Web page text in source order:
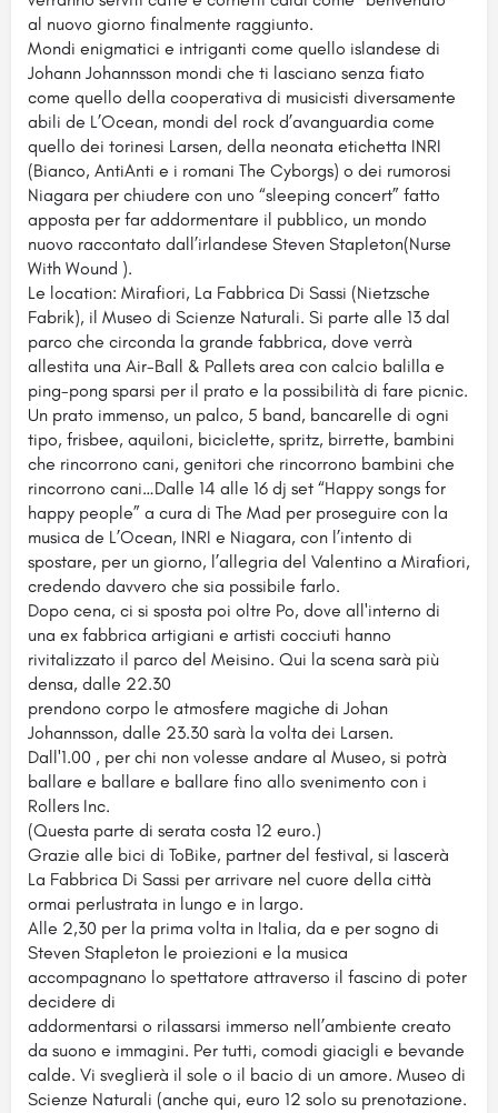
al nuovo giorno finalmente raggiunto.
Mondi enigmatici e intriganti come quello islandese di
Johann Johannsson mondi che ti lasciano senza fiato
come quello della cooperativa di musicisti diversamente
abili de L’Ocean, mondi del rock d’avanguardia come
quello dei torinesi Larsen, della neonata etichetta INRI
(Bianco, AntiAnti e i romani The Cyborgs) o dei rumorosi
Niagara per chiudere con uno “sleeping concert” fatto
apposta per far addormentare il pubblico, un mondo
nuovo raccontato dall’irlandese Steven Stapleton(Nurse
With Wound ).
Le location: Mirafiori, La Fabbrica Di Sassi (Nietzsche
Fabrik), il Museo di Scienze Naturali. Si parte alle 13 dal
parco che circonda la grande fabbrica, dove verrà
allestita una Air-Ball & Pallets area con calcio balilla e
ping-pong sparsi per il prato e la possibilità di fare picnic.
Un prato immenso, un palco, 5 band, bancarelle di ogni
tipo, frisbee, aquiloni, biciclette, spritz, birrette, bambini
che rincorrono cani, genitori che rincorrono bambini che
rincorrono cani…Dalle 14 alle 16 dj set “Happy songs for
happy people” a cura di The Mad per proseguire con la
musica de L’Ocean, INRI e Niagara, con l’intento di
spostare, per un giorno, l’allegria del Valentino a Mirafiori,
credendo davvero che sia possibile farlo.
Dopo cena, ci si sposta poi oltre Po, dove all'interno di
una ex fabbrica artigiani e artisti cocciuti hanno
rivitalizzato il parco del Meisino. Qui la scena sarà più
densa, dalle 22.30
prendono corpo le atmosfere magiche di Johan
Johannsson, dalle 23.30 sarà la volta dei Larsen.
Dall'1.00 , per chi non volesse andare al Museo, si potrà
ballare e ballare e ballare fino allo svenimento con i
Rollers Inc.
(Questa parte di serata costa 12 euro.)
Grazie alle bici di ToBike, partner del festival, si lascerà
La Fabbrica Di Sassi per arrivare nel cuore della città
ormai perlustrata in lungo e in largo.
Alle 2,30 per la prima volta in Italia, da e per sogno di
Steven Stapleton le proiezioni e la musica
accompagnano lo spettatore attraverso il fascino di poter
decidere di
addormentarsi o rilassarsi immerso nell’ambiente creato
da suono e immagini. Per tutti, comodi giacigli e bevande
calde. Vi sveglierà il sole o il bacio di un amore. Museo di
Scienze Naturali (anche qui, euro 12 solo su prenotazione.